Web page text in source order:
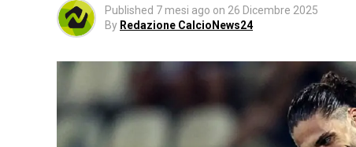
Published 7 mesi ago on 26 Dicembre 2025
By Redazione CalcioNews24